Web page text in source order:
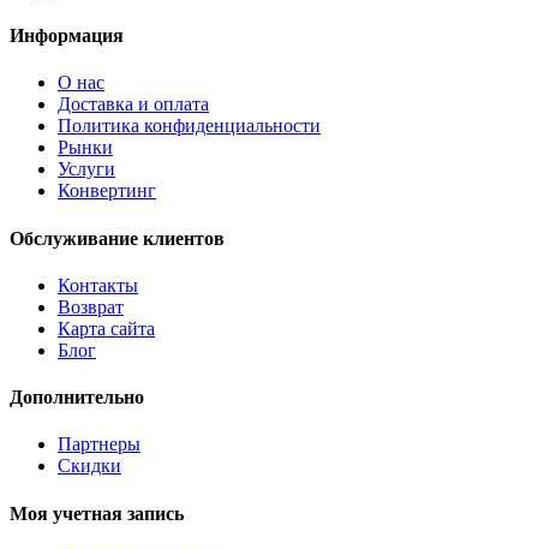
Информация
O нас
Доставка и оплата
Политика конфиденциальности
Рынки
Услуги
Конвертинг
Обслуживание клиентов
Контакты
Возврат
Карта сайта
Блог
Дополнительно
Партнеры
Скидки
Моя учетная запись